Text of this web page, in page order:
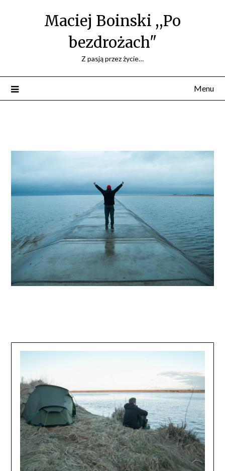
Maciej Boinski ,,Po
bezdrożach"
Z pasją przez życie…
Menu